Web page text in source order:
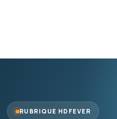
RUBRIQUE HDFEVER